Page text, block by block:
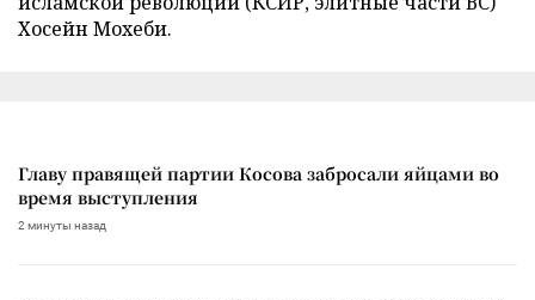
Хосейн Мохеби.
Главу правящей партии Косова забросали яйцами во
время выступления
2 минуты назад